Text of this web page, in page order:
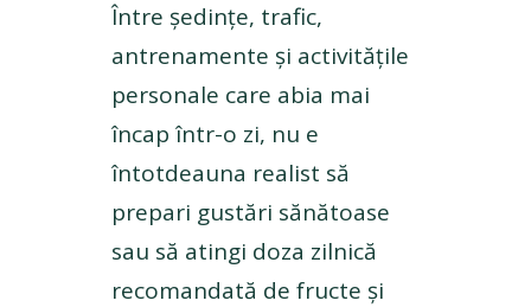
Între ședințe, trafic,
antrenamente și activitățile
personale care abia mai
încap într-o zi, nu e
întotdeauna realist să
prepari gustări sănătoase
sau să atingi doza zilnică
recomandată de fructe și